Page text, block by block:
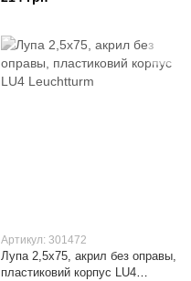
Артикул: 301472
Лупа 2,5х75, акрил без оправы,
пластиковий корпус LU4